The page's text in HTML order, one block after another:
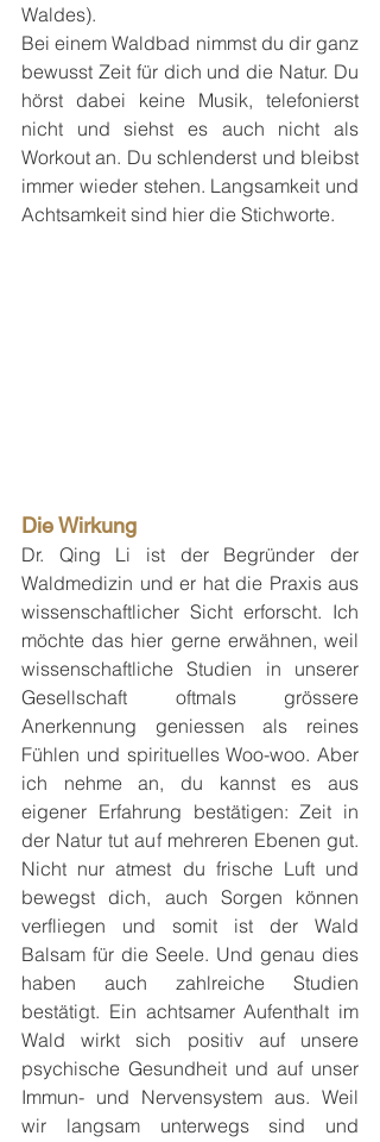
Waldes).
Bei einem Waldbad nimmst du dir ganz
bewusst Zeit für dich und die Natur. Du
hörst dabei keine Musik, telefonierst
nicht und siehst es auch nicht als
Workout an. Du schlenderst und bleibst
immer wieder stehen. Langsamkeit und
Achtsamkeit sind hier die Stichworte.
Die Wirkung
Dr. Qing Li ist der Begründer der
Waldmedizin und er hat die Praxis aus
wissenschaftlicher Sicht erforscht. Ich
möchte das hier gerne erwähnen, weil
wissenschaftliche Studien in unserer
Gesellschaft oftmals grössere
Anerkennung geniessen als reines
Fühlen und spirituelles Woo-woo. Aber
ich nehme an, du kannst es aus
eigener Erfahrung bestätigen: Zeit in
der Natur tut auf mehreren Ebenen gut.
Nicht nur atmest du frische Luft und
bewegst dich, auch Sorgen können
verfliegen und somit ist der Wald
Balsam für die Seele. Und genau dies
haben auch zahlreiche Studien
bestätigt. Ein achtsamer Aufenthalt im
Wald wirkt sich positiv auf unsere
psychische Gesundheit und auf unser
Immun- und Nervensystem aus. Weil
wir langsam unterwegs sind und